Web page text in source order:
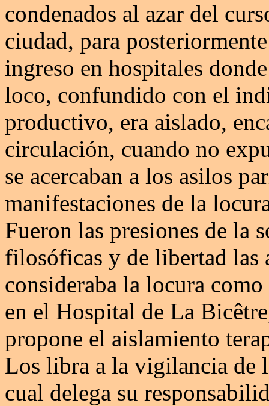
condenados al azar del
ciudad, para
ingreso en hospitales
loco, confundido con el
productivo, era aislado,
circulación, cuando no
se acercaban a los asilos
manifestaciones de la
Fueron las presiones de la
filosóficas y de libertad las
consideraba la locura
en el Hospital de La
propone el aislamiento
Los libra a la vigilancia de
cual delega su